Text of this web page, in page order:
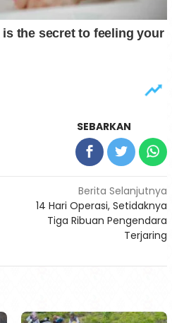
SEBARKAN
Berita Selanjutnya
14 Hari Operasi, Setidaknya
Tiga Ribuan Pengendara
Terjaring